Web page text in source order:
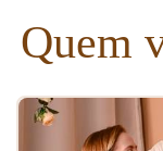
Quem